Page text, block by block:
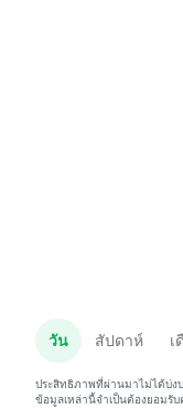
วัน สัปดาห์ เ
ประสิทธิภาพที่ผ่านมาไม่ได้บ่ง
ข้อมูลเหล่านี้จำเป็นต้องยอมรั